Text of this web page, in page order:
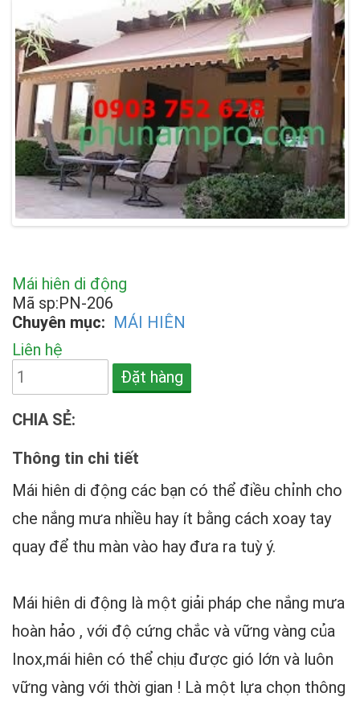
Mái hiên di động
Mã sp:PN-206
Chuyên mục: MÁI HIÊN
Liên hệ
Đặt hàng
CHIA SẺ:
Thông tin chi tiết
Mái hiên di động các bạn có thể điều chỉnh cho
che nắng mưa nhiều hay ít bằng cách xoay tay
quay để thu màn vào hay đưa ra tuỳ ý.
Mái hiên di động là một giải pháp che nắng mưa
hoàn hảo , với độ cứng chắc và vững vàng của
Inox,mái hiên có thể chịu được gió lớn và luôn
vững vàng với thời gian ! Là một lựa chọn thông